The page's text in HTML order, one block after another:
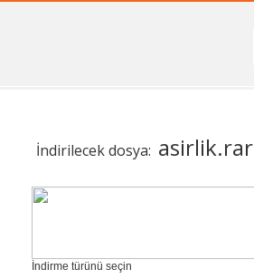
İndirilecek dosya: asirlik.rar
İndirme türünü seçin